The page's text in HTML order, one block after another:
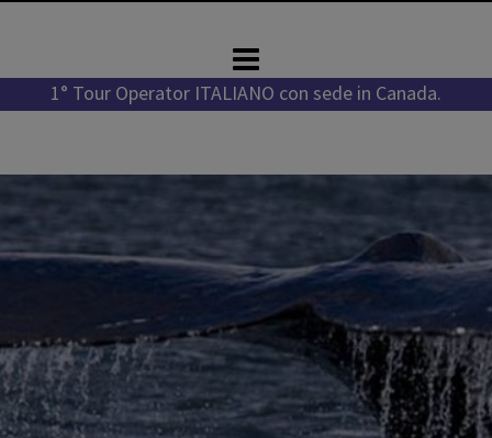
1° Tour Operator ITALIANO con sede in Canada.